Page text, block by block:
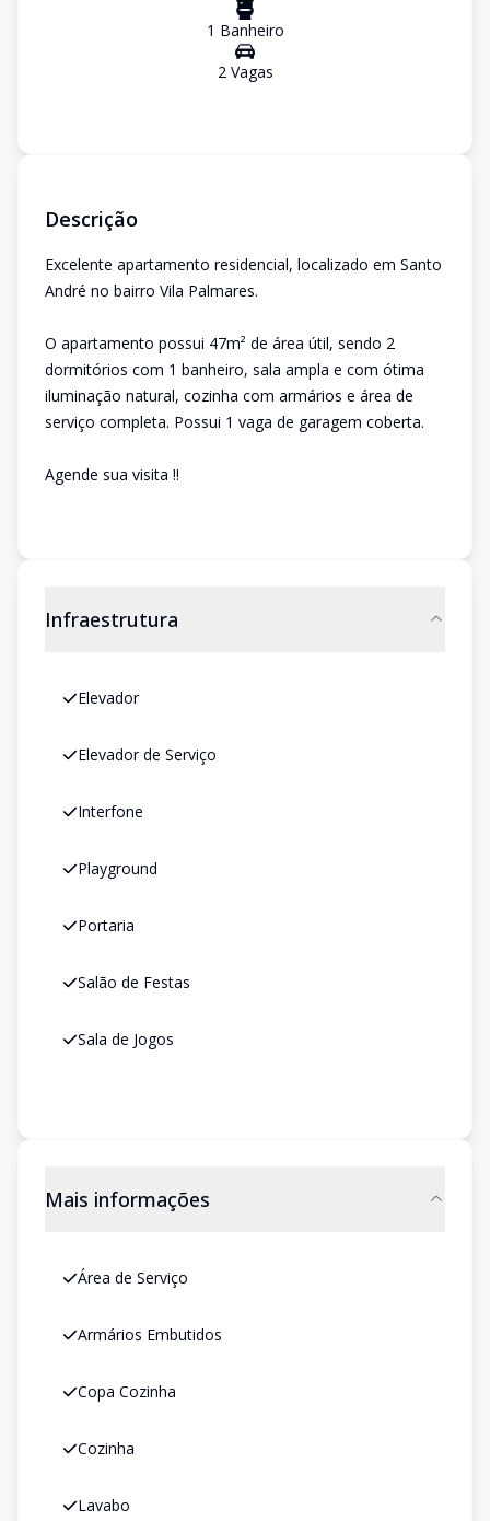
1 Banheiro
2Vagas
Descrição
Excelente apartamento residencial, localizado em Santo
André no bairro Vila Palmares.
O apartamento possui 47m² de área útil, sendo 2
dormitórios com 1 banheiro, sala ampla e com ótima
iluminação natural, cozinha com armários e área de
serviço completa. Possui 1 vaga de garagem coberta.
Agende sua visita !!
Infraestrutura
Elevador
Elevador de Serviço
Interfone
Playground
Portaria
Salão de Festas
Sala de Jogos
Mais informações
Área de Serviço
Armários Embutidos
Copa Cozinha
Cozinha
Lavabo